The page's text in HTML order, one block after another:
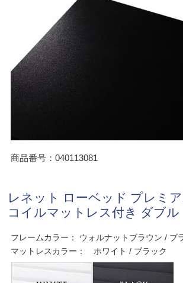
商品番号：040113081
レネット ローベッド プレミ
コイルマットレス付き ダブル
フレームカラー： ウォルナットブラウン / ブ
マットレスカラー： ホワイト / ブラック